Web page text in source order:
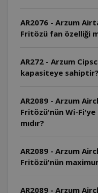
AR2076 - Arzum
Fritözü fan özelliği
AR272 - Arzum Cipsco Fritöz kaç litrelik
kapasiteye sahiptir?
AR2089 - Arzum
Fritözü'nün Wi-
mıdır?
AR2089 - Arzum Airchef Sıcak Hava
Fritözü'nün
AR2089 - Arzum Airchef Sıcak Hava Fritözü